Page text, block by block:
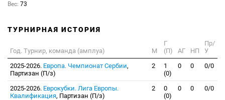
Вес: 73
ТУРНИРНАЯ ИСТОРИЯ
Год. Турнир, команда (амплуа) М
Г
(П)
АГ НП
Пр/
У
2025-2026. Европа. Чемпионат Сербии,
Партизан (П/з)
2
1
(0)
0 0 0/0
2025-2026. Еврокубки. Лига Европы.
Квалификация, Партизан (П/з)
2
0
(0)
0 0 0/0